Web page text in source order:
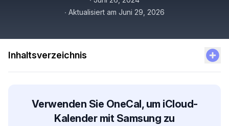
∙ Aktualisiert am Juni 29, 2026
Inhaltsverzeichnis
Verwenden Sie OneCal, um iCloud-
Kalender mit Samsung zu